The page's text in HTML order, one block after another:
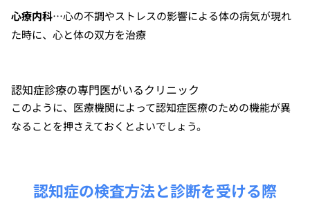
心療内科…心の不調やストレスの影響による体の病気が現れ
た時に、心と体の双方を治療
認知症診療の専門医がいるクリニック
このように、医療機関によって認知症医療のための機能が異
なることを押さえておくとよいでしょう。
認知症の検査方法と診断を受ける際